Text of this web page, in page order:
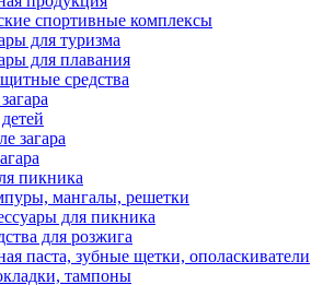
спортивные комплексы
для туризма
для плавания
средства
загара
пикника
мангалы, решетки
для пикника
для розжига
паста, зубные щетки, ополаскиватели
тампоны